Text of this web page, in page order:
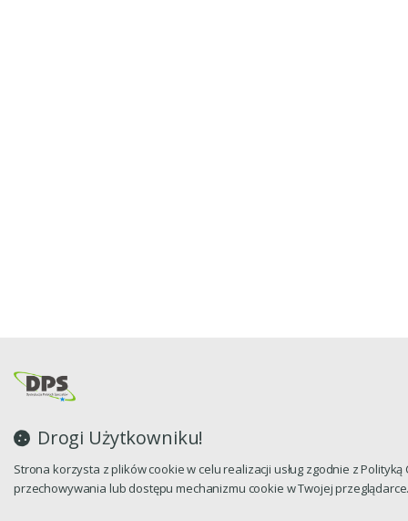
Drogi Użytkowniku!
Strona korzysta z plików cookie w celu realizacji usług zgodnie z
przechowywania lub dostępu mechanizmu cookie w Twojej